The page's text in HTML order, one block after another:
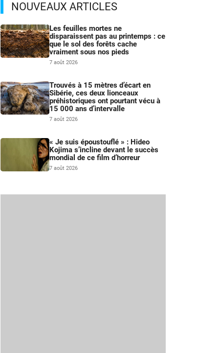
NOUVEAUX ARTICLES
Les feuilles mortes ne
disparaissent pas au printemps : ce
que le sol des forêts cache
vraiment sous nos pieds
7 août 2026
Trouvés à 15 mètres d’écart en
Sibérie, ces deux lionceaux
préhistoriques ont pourtant vécu à
15 000 ans d’intervalle
7 août 2026
« Je suis époustouflé » : Hideo
Kojima s’incline devant le succès
mondial de ce film d’horreur
7 août 2026